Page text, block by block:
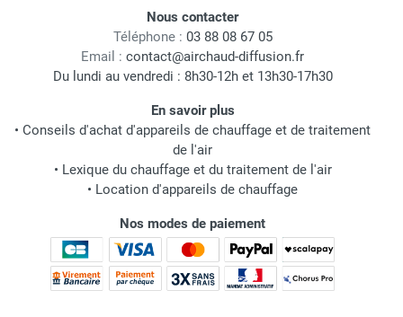
Nous contacter
Téléphone : 03 88 08 67 05
Email : contact@airchaud-diffusion.fr
Du lundi au vendredi : 8h30-12h et 13h30-17h30
En savoir plus
• Conseils d'achat d'appareils de chauffage et de traitement
de l'air
• Lexique du chauffage et du traitement de l'air
• Location d'appareils de chauffage
Nos modes de paiement